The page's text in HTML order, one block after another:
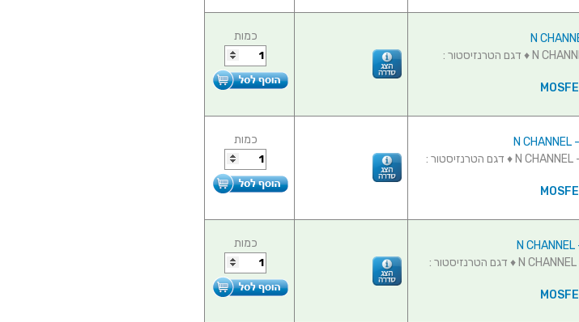
טרנזיסטור N CHANNEL - 30V 65A - 0.01R - SMD ♦ דגם הטרנזיסטור :
כמות
טרנזיסטור N CHANNEL - 30V 86A - 0.0065R - SMD ♦ דגם הטרנזיסטור :
כמות
טרנזיסטור N CHANNEL - 30V 91A - 0.0079R - SMD ♦ דגם הטרנזיסטור :
כמות